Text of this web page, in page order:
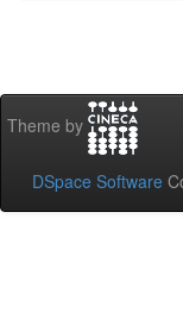
Theme by
DSpace Software